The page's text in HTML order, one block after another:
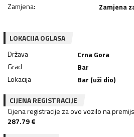
Zamjena: Zamjena
LOKACIJA OGLASA
Država
Crna Gora
Grad
Bar
Lokacija
Bar (uži dio)
CIJENA REGISTRACIJE
Cijena registracije za ovo vozilo na
287.79€